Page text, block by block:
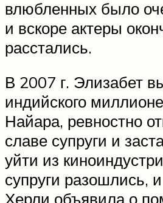
влюбленных было
и вскоре актеры
расстались.
В 2007 г. Элизабет
индийского
Найара, ревностно
славе супруги и
уйти из
супруги разошлись,
Херли объявила о